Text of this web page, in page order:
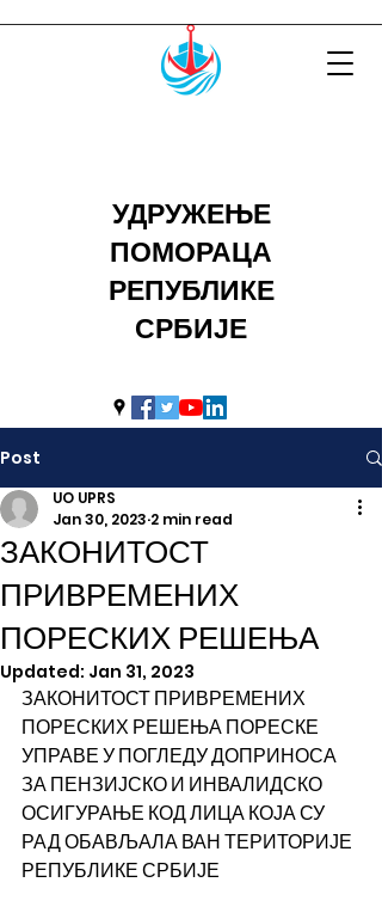
УДРУЖЕЊЕ
ПОМОРАЦА
РЕПУБЛИКЕ
СРБИЈЕ
uprs2014@hotmail.com
Post
ЗАКОНИТОСТ
ПРИВРЕМЕНИХ
ПОРЕСКИХ РЕШЕЊА
UO UPRS
Jan 30, 2023 2 min read
Updated: Jan 31, 2023
ЗАКОНИТОСТ ПРИВРЕМЕНИХ
ПОРЕСКИХ РЕШЕЊА ПОРЕСКЕ
УПРАВЕ У ПОГЛЕДУ ДОПРИНОСА
ЗА ПЕНЗИЈСКО И ИНВАЛИДСКО
ОСИГУРАЊЕ КОД ЛИЦА КОЈА СУ
РАД ОБАВЉАЛА ВАН ТЕРИТОРИЈЕ
РЕПУБЛИКЕ СРБИЈЕ